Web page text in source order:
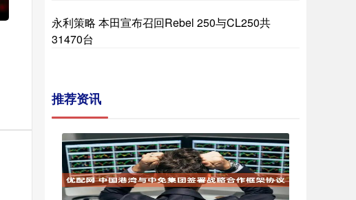
永利策略 本田宣布召回Rebel 250与CL250共
31470台
推荐资讯